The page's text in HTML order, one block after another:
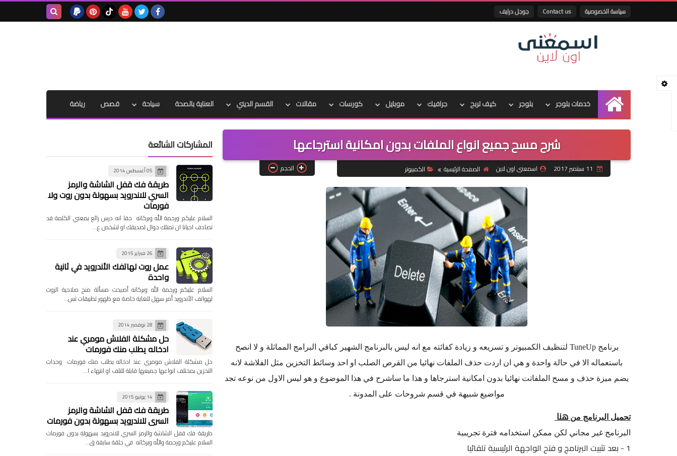
سياسة الخصوصية Contact us جوجل درايف
الرئيسية
خدمات بلوجر بلوجر كيف تربح جرافيك موبايل كورسات مقالات القسم الديني العناية بالصحة سياحة قصص رياضة
شرح مسح جميع انواع الملفات بدون امكانية استرجاعها
اسمعنى اون لاين الصفحة الرئيسية الكمبيوتر الحجم
برنامج TuneUp لتنظيف الكمبيوتر و تسريعه و زيادة كفائته مع انه ليس بالبرنامج الشهير كباقي البرامج المماثلة و لا انصح
باستعماله الا في حالة واحدة و هي ان اردت حذف الملفات نهائيا من القرص الصلب او احد وسائط التخزين مثل الفلاشة لانه
يضم ميزة حذف و مسح الملفاتت نهائيا بدون امكانية استرجاها و هذا ما ساشرح في هذا الموضوع و هو ليس الاول من نوعه تجد
مواضيع شبيهة في قسم شروحات على المدونة .
تحميل البرنامج من هنا
البرنامج غير مجاني لكن ممكن استخدامه فترة تجريبية
1 - بعد تثبيت البرنامج و فتح الواجهة الرئيسية تلقائيا
المشاركات الشائعة
05 أغسطس 2014
طريقة فك قفل الشاشة والرمز
السري للاندرويد بسهولة بدون روت ولا
فورمات
السلام عليكم ورحمة الله وبركاته حقا انه درس رائع بمعني الكلمة قد
تصادف احيانا ان تمتلك جوال لصديقك او لشخص ع…
26 فبراير 2015
عمل روت لهاتفك الأندرويد في ثانية
واحدة
السلام عليكم ورحمة الله وبركاته أصبحت مسألة منح صلاحية الروت
لهواتف الأندرويد أمر سهل للغاية خاصة مع ظهور تطبيقات تس…
28 نوفمبر 2014
حل مشكلة الفلاش مومري عند
ادخاله يطلب منك فورمات
حل مشكلة الفلاش مومري عند ادخاله يطلب منك فورمات وحدات
التخزين بمختلف انواعها جميعها قابلة للتلف او انتهاء ا…
14 يونيو 2015
طريقة فك قفل الشاشة والرمز
السري للاندرويد بسهولة بدون فورمات
طريقة فك قفل الشاشة والرمز السري للاندرويد بسهولة بدون فورمات
السلام عليكم ورحمة والله وبركاته في حلقة سابقة ق…